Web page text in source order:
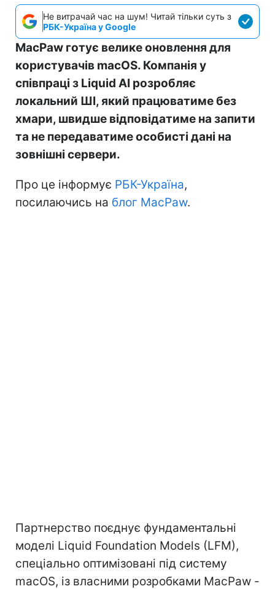
Не витрачай час на шум! Читай тільки суть з
РБК-Україна у Google
MacPaw готує велике оновлення для
користувачів macOS. Компанія у
співпраці з Liquid AI розробляє
локальний ШІ, який працюватиме без
хмари, швидше відповідатиме на запити
та не передаватиме особисті дані на
зовнішні сервери.
Про це інформує РБК-Україна,
посилаючись на блог MacPaw.
Партнерство поєднує фундаментальні
моделі Liquid Foundation Models (LFM),
спеціально оптимізовані під систему
macOS, із власними розробками MacPaw -